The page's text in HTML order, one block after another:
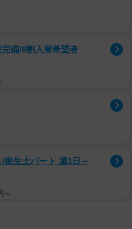
いかと疑う人が続出。
備/8割入寮希望者
生士パート 週1日～
～